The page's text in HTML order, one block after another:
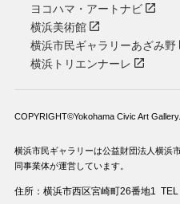
ヨコハマ・アートナビ
横浜美術館
横浜市民ギャラリーあざみ野
横浜トリエンナーレ
COPYRIGHT©Yokohama Civic Art
横浜市民ギャラリーは公益財団法人横浜
同事業体が運営しています。
住所：横浜市西区宮崎町26番地1